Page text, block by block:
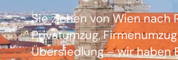
Sie ziehen von Wien nach
Privatumzug,
Übersiedlung – wir haben